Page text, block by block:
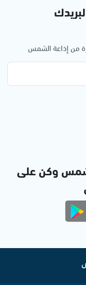
من إذاعة الشمس
وكن على